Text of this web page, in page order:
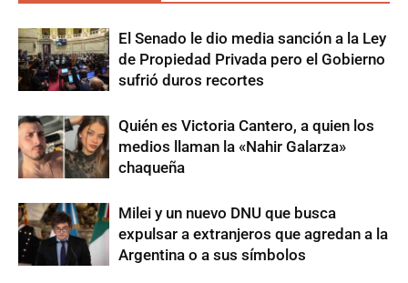
El Senado le dio media sanción a la Ley
de Propiedad Privada pero el Gobierno
sufrió duros recortes
Quién es Victoria Cantero, a quien los
medios llaman la «Nahir Galarza»
chaqueña
Milei y un nuevo DNU que busca
expulsar a extranjeros que agredan a la
Argentina o a sus símbolos